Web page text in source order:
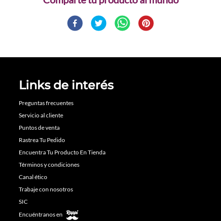
Links de interés
Preguntas frecuentes
Servicio al cliente
Puntos de venta
Rastrea Tu Pedido
Encuentra Tu Producto En Tienda
Términos y condiciones
Canal ético
Trabaje con nosotros
SIC
Encuéntranos en